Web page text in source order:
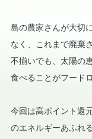
島の農家さんが大切
なく、これまで廃棄
不揃いでも、太陽の
食べることがフード
今回は高ポイント還
のエネルギーあふれ